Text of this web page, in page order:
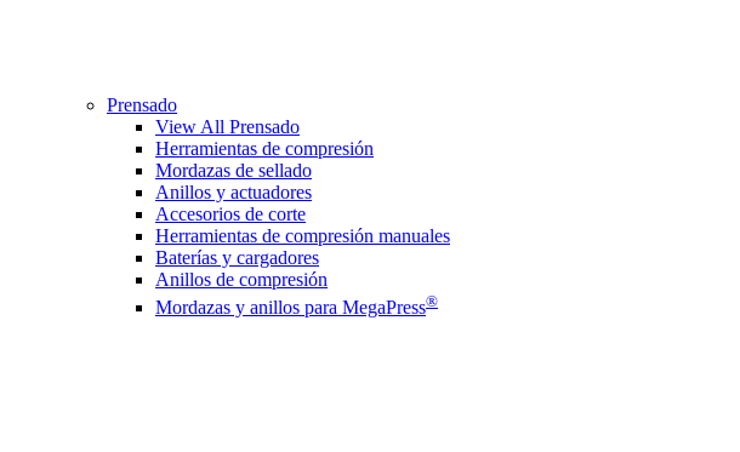
Prensado
View All Prensado
Herramientas de compresión
Mordazas de sellado
Anillos y actuadores
Accesorios de corte
Herramientas de compresión manuales
Baterías y cargadores
Anillos de compresión
Mordazas y anillos para MegaPress®